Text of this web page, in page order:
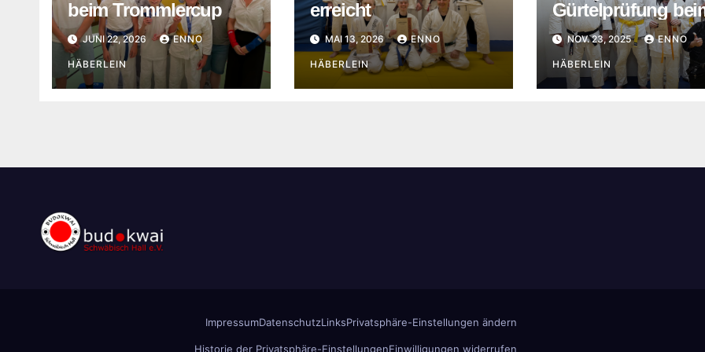
beim Trommlercup
JUNI 22, 2026 ENNO
HÄBERLEIN
erreicht
MAI 13, 2026 ENNO
HÄBERLEIN
Gürtelprüfung
Budokwai
HallNOV. 23, 2025 ENNO
HÄBERLEIN
ImpressumDatenschutzLinksPrivatsphäre-Einstellungen ändern
Historie der Privatsphäre-EinstellungenEinwilligungen widerrufen